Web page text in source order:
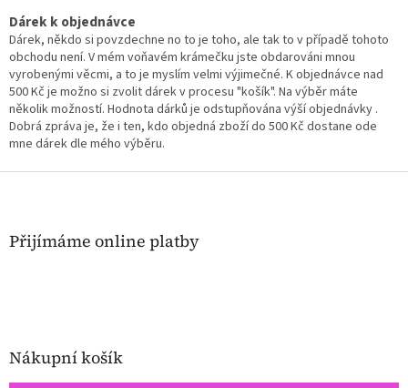
c
í
p
r
v
k
ý
á
n
í
Dárek k objednávce
Dárek, někdo si povzdechne no to je toho, ale tak to v případě tohoto
obchodu není. V mém voňavém krámečku jste obdarováni mnou
vyrobenými věcmi, a to je myslím velmi výjimečné. K objednávce nad
500 Kč je možno si zvolit dárek v procesu "košík". Na výběr máte
několik možností. Hodnota dárků je odstupňována výší objednávky .
Dobrá zpráva je, že i ten, kdo objedná zboží do 500 Kč dostane ode
mne dárek dle mého výběru.
Z
Přijímáme online platby
Nákupní košík